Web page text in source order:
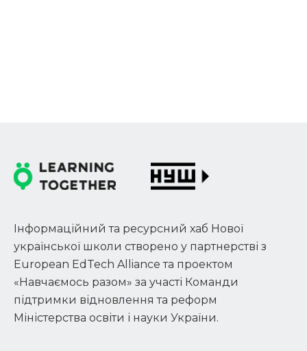
Інформаційний та ресурсний хаб Нової
української школи створено у партнерстві з
European EdTech Alliance та проектом
«Навчаємось разом» за участі Команди
підтримки відновлення та реформ
Міністерства освіти і науки України.